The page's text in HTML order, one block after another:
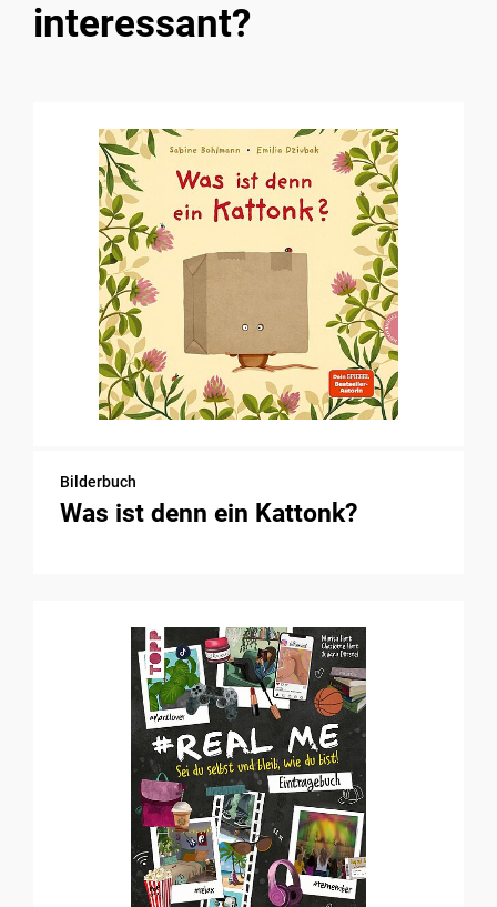
interessant?
Bilderbuch
Was ist denn ein Kattonk?